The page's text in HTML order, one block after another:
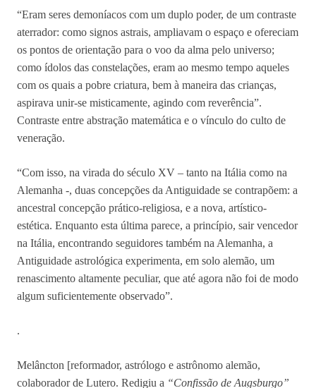
“Eram seres demoníacos com um duplo poder, de um contraste
aterrador: como signos astrais, ampliavam o espaço e ofereciam
os pontos de orientação para o voo da alma pelo universo;
como ídolos das constelações, eram ao mesmo tempo aqueles
com os quais a pobre criatura, bem à maneira das crianças,
aspirava unir-se misticamente, agindo com reverência”.
Contraste entre abstração matemática e o vínculo do culto de
veneração.
“Com isso, na virada do século XV – tanto na Itália como na
Alemanha -, duas concepções da Antiguidade se contrapõem: a
ancestral concepção prático-religiosa, e a nova, artístico-
estética. Enquanto esta última parece, a princípio, sair vencedor
na Itália, encontrando seguidores também na Alemanha, a
Antiguidade astrológica experimenta, em solo alemão, um
renascimento altamente peculiar, que até agora não foi de modo
algum suficientemente observado”.
.
Melâncton [reformador, astrólogo e astrônomo alemão,
colaborador de Lutero. Redigiu a “Confissão de Augsburgo”